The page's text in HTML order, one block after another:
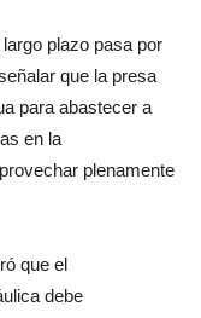
plazo pasa por
que la presa
para abastecer a
en la
plenamente
que el
debe